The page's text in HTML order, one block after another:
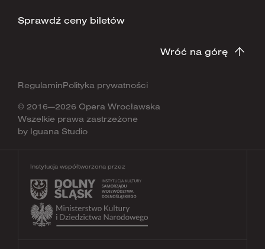
Sprawdź ceny biletów
Wróć na górę
© 2016—2026 Opera Wrocławska
Wszelkie prawa zastrzeżone
by Iguana Studio
RegulaminPolityka prywatności
Instytucja współtworzona przez